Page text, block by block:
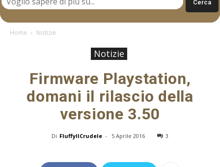
Home Notizie
Notizie
Firmware Playstation,
domani il rilascio della
versione 3.50
Di FluffyIlCrudele - 5 Aprile 2016 3